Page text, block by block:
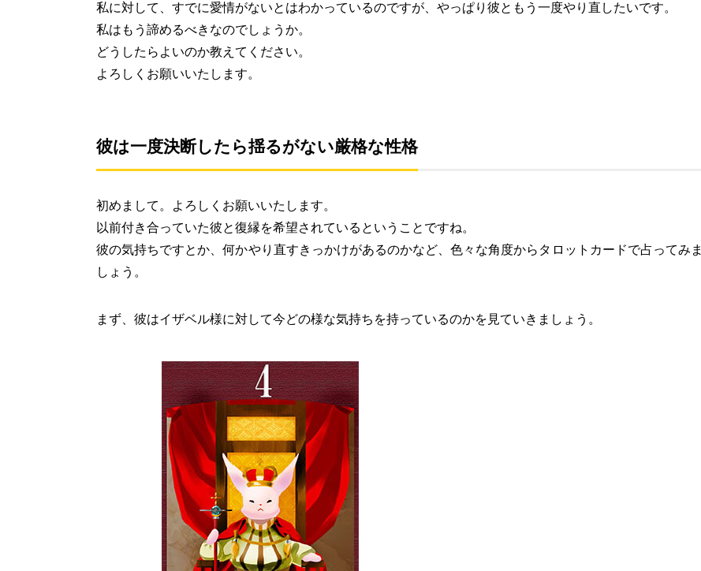
私に対して、すでに愛情がないとはわかっているのですが、やっぱり彼ともう一度やり直したいです。
私はもう諦めるべきなのでしょうか。
どうしたらよいのか教えてください。
よろしくお願いいたします。
彼は一度決断したら揺るがない厳格な性格
初めまして。よろしくお願いいたします。
以前付き合っていた彼と復縁を希望されているということですね。
彼の気持ちですとか、何かやり直すきっかけがあるのかなど、色々な角度からタロットカードで占ってみま
しょう。
まず、彼はイザベル様に対して今どの様な気持ちを持っているのかを見ていきましょう。